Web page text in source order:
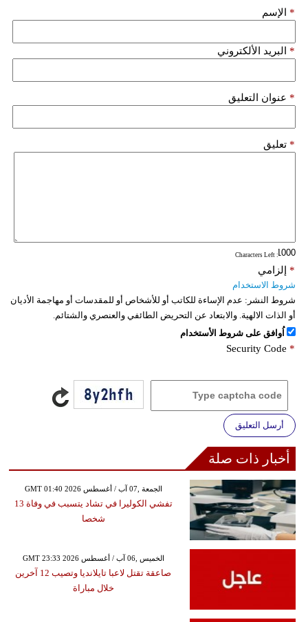
الإسم *
البريد الألكتروني *
عنوان التعليق *
تعليق *
: Characters Left
إلزامي *
شروط الاستخدام
شروط النشر: عدم الإساءة للكاتب أو للأشخاص أو للمقدسات أو مهاجمة الأديان
أو الذات الالهية. والابتعاد عن التحريض الطائفي والعنصري والشتائم.
اُوافق على شروط الأستخدام
Security Code *
أرسل التعليق
أخبار ذات صلة
GMT 01:40 2026 الجمعة ,07 آب / أغسطس
تفشي الكوليرا في تشاد يتسبب في وفاة 13
شخصا
GMT 23:33 2026 الخميس ,06 آب / أغسطس
صاعقة تقتل لاعبا تايلانديا وتصيب 12 آخرين
خلال مباراة